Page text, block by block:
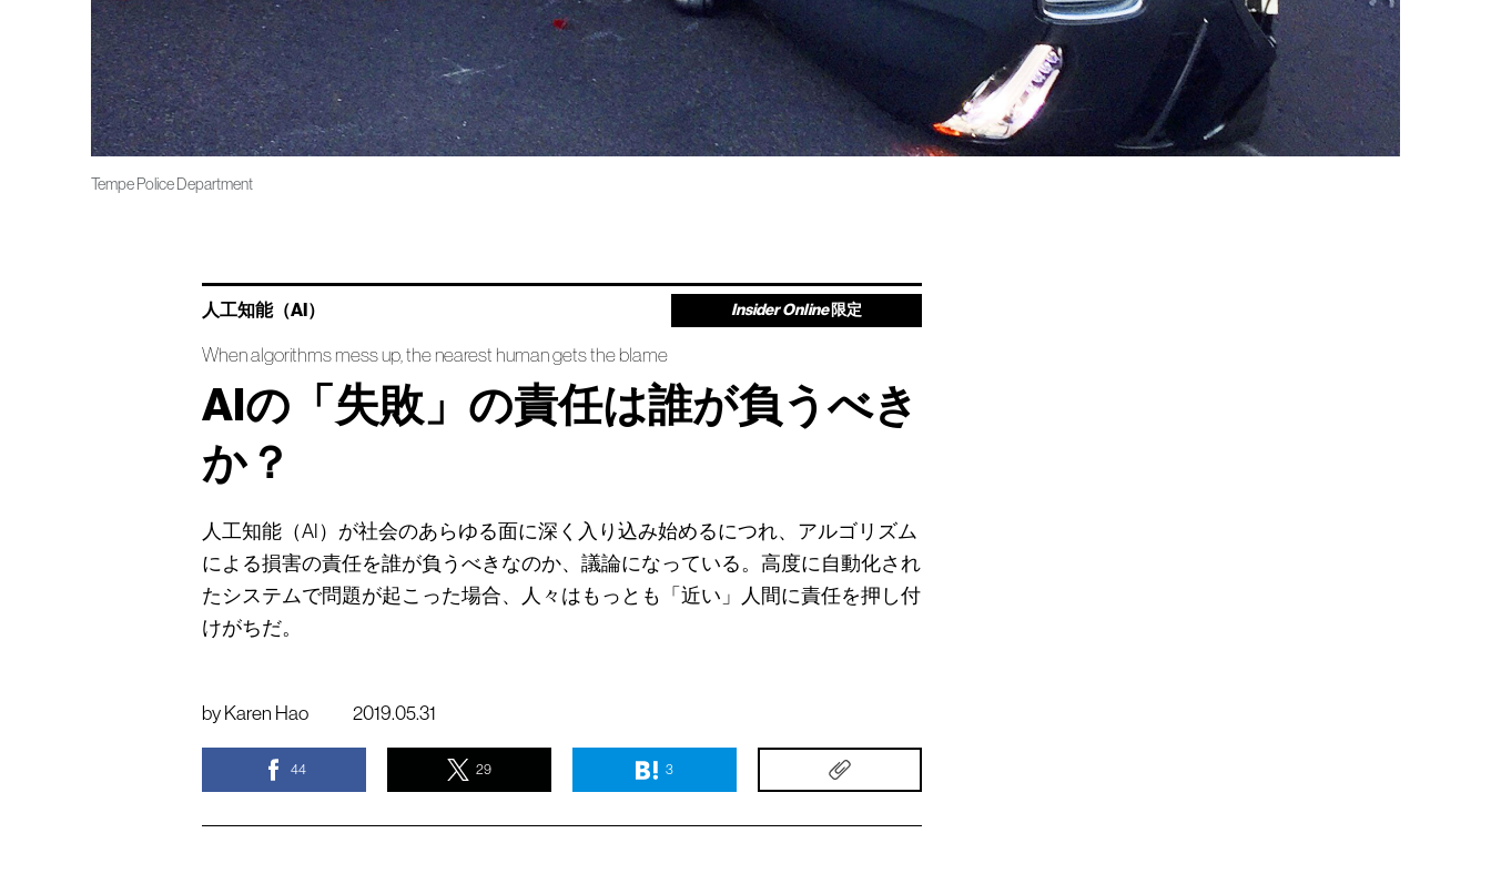
Tempe Police Department
人工知能（AI） Insider Online 限定
When algorithms mess up, the nearest human gets the blame
AIの「失敗」の責任は誰が負うべき
か？
人工知能（AI）が社会のあらゆる面に深く入り込み始めるにつれ、アルゴリズム
による損害の責任を誰が負うべきなのか、議論になっている。高度に自動化され
たシステムで問題が起こった場合、人々はもっとも「近い」人間に責任を押し付
けがちだ。
by Karen Hao 2019.05.31
44 29 3